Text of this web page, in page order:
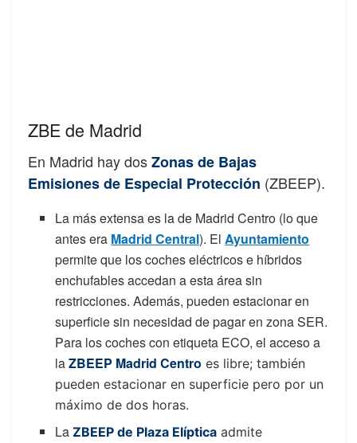
ZBE de Madrid
En Madrid hay dosZonas de Bajas
Emisiones de Especial Protección (ZBEEP).
La más extensa es la de Madrid Centro (lo que
antes era Madrid Central). ElAyuntamiento
permite que los coches eléctricos e híbridos
enchufables accedan a esta área sin
restricciones. Además, pueden estacionar en
superficie sin necesidad de pagar en zona SER.
Para los coches con etiqueta ECO, el acceso a
laZBEEP Madrid Centro es libre; también
pueden estacionar en superficie pero por un
máximo de dos horas.
LaZBEEP de Plaza Elíptica admite